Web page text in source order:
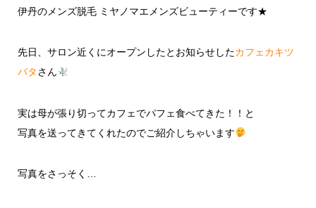
伊丹のメンズ脱毛 ミヤノマエメンズビューティーです★
先日、サロン近くにオープンしたとお知らせしたカフェカキツ
バタさん
実は母が張り切ってカフェでパフェ食べてきた！！と
写真を送ってきてくれたのでご紹介しちゃいます
写真をさっそく…